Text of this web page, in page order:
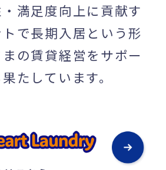
満足度向上に貢献す
で長期入居という形
の賃貸経営をサポー
たしています。